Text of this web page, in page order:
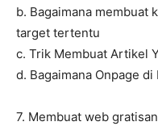
b. Bagaimana membuat
target tertentu
c. Trik Membuat Artikel
d. Bagaimana Onpage
7. Membuat web